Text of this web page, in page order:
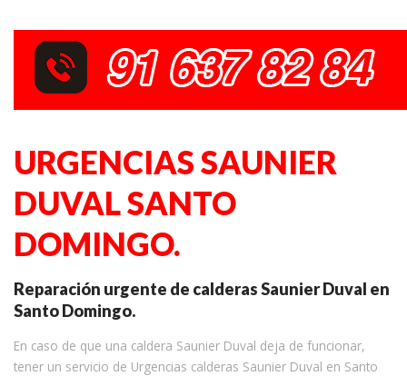
URGENCIAS SAUNIER
DUVAL SANTO
DOMINGO.
Reparación urgente de calderas Saunier Duval en
Santo Domingo.
En caso de que una caldera Saunier Duval deja de funcionar,
tener un servicio de Urgencias calderas Saunier Duval en Santo